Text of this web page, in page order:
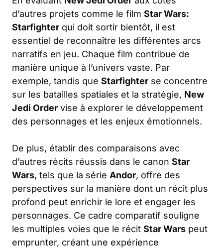
d’autres projets comme le film Star Wars:
Starfighter qui doit sortir bientôt, il est
essentiel de reconnaître les différentes arcs
narratifs en jeu. Chaque film contribue de
manière unique à l’univers vaste. Par
exemple, tandis que Starfighter se concentre
sur les batailles spatiales et la stratégie, New
Jedi Order vise à explorer le développement
des personnages et les enjeux émotionnels.
De plus, établir des comparaisons avec
d’autres récits réussis dans le canon Star
Wars, tels que la série Andor, offre des
perspectives sur la manière dont un récit plus
profond peut enrichir le lore et engager les
personnages. Ce cadre comparatif souligne
les multiples voies que le récit Star Wars peut
emprunter, créant une expérience